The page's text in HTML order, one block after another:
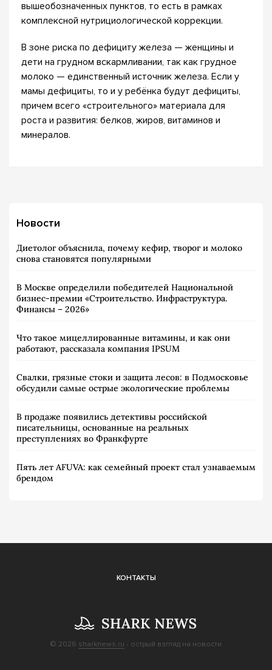
вышеобозначенных пунктов, то есть в рамках
комплексной нутрициологической коррекции.
В зоне риска по дефициту железа — женщины и
дети на грудном вскармливании, так как грудное
молоко — единственный источник железа. Если у
мамы дефициты, то и у ребёнка будут дефициты,
причем всего «строительного» материала для
роста и развития: белков, жиров, витаминов и
минералов.
Новости
Диетолог объяснила, почему кефир, творог и молоко
снова становятся популярными
В Москве определили победителей Национальной
бизнес-премии «Строительство. Инфраструктура.
Финансы – 2026»
Что такое мицеллированные витамины, и как они
работают, рассказала компания IPSUM
Свалки, грязные стоки и защита лесов: в Подмосковье
обсудили самые острые экологические проблемы
В продаже появились детективы российской
писательницы, основанные на реальных
преступлениях во Франкфурте
Пять лет AFUVA: как семейный проект стал узнаваемым
брендом
КОНТАКТЫ
© 2026 sharknews.ru - острый взгляд на новости